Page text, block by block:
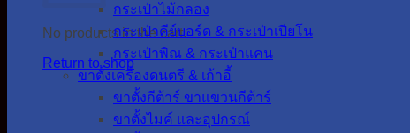
No products in the cart.
Return to shop
กระเป๋าไม้กลอง
กระเป๋าคีย์บอร์ด & กระเป๋าเปียโน
กระเป๋าพิณ & กระเป๋าแคน
ขาตั้งเครื่องดนตรี & เก้าอี้
ขาตั้งกีต้าร์ ขาแขวนกีต้าร์
ขาตั้งไมค์ และอุปกรณ์